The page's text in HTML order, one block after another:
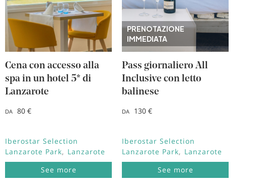
Cena con accesso alla
spa in un hotel 5* di
Lanzarote
DA 80 €
Iberostar Selection
Lanzarote Park
Lanzarote
See more
PRENOTAZIONE
IMMEDIATA
Pass giornaliero All
Inclusive con letto
balinese
DA 130 €
Iberostar Selection
Lanzarote Park
Lanzarote
See more